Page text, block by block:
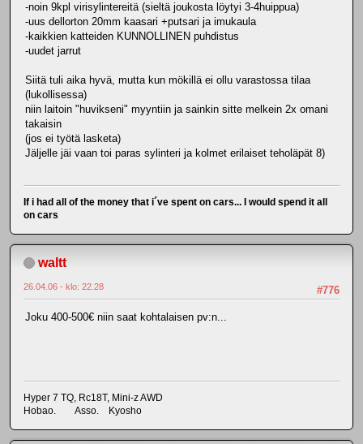
-noin 9kpl virisylintereitä (sieltä joukosta löytyi 3-4huippua)
-uus dellorton 20mm kaasari +putsari ja imukaula
-kaikkien katteiden KUNNOLLINEN puhdistus
-uudet jarrut
Siitä tuli aika hyvä, mutta kun mökillä ei ollu varastossa tilaa
(lukollisessa)
niin laitoin "huvikseni" myyntiin ja sainkin sitte melkein 2x omani
takaisin
(jos ei työtä lasketa)
Jäljelle jäi vaan toi paras sylinteri ja kolmet erilaiset teholäpät 8)
If i had all of the money that i´ve spent on cars... I would spend it all
on cars
waltt
#776
26.04.06 - klo: 22.28
Joku 400-500€ niin saat kohtalaisen pv:n...
Hyper 7 TQ, Rc18T, Mini-z AWD
Hobao. Asso. Kyosho